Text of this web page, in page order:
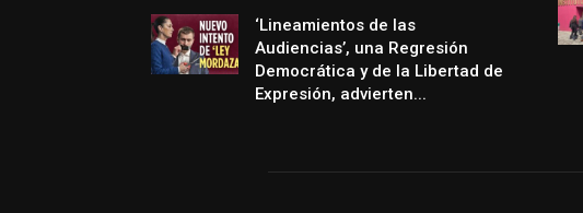
‘Lineamientos de las
Audiencias’, una Regresión
Democrática y de la Libertad de
Expresión, advierten...